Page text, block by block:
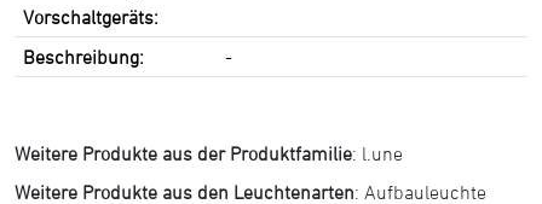
Vorschaltgeräts:
Beschreibung: -
Weitere Produkte aus der Produktfamilie: l.une
Weitere Produkte aus den Leuchtenarten: Aufbauleuchte